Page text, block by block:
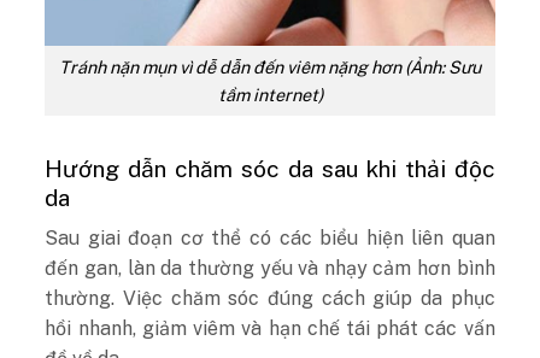
Tránh nặn mụn vì dễ dẫn đến viêm nặng hơn (Ảnh: Sưu
tầm internet)
Hướng dẫn chăm sóc da sau khi thải độc
da
Sau giai đoạn cơ thể có các biểu hiện liên quan
đến gan, làn da thường yếu và nhạy cảm hơn bình
thường. Việc chăm sóc đúng cách giúp da phục
hồi nhanh, giảm viêm và hạn chế tái phát các vấn